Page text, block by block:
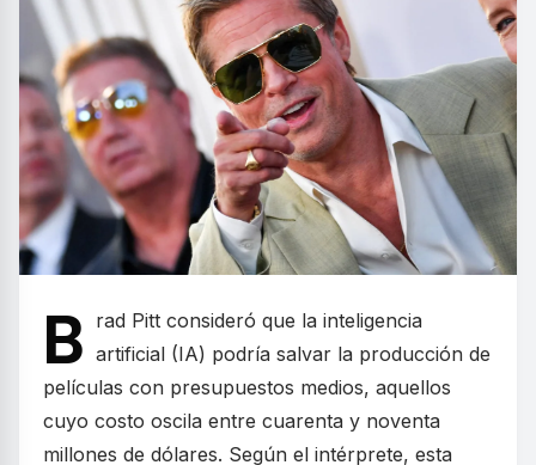
B rad Pitt consideró que la inteligencia
artificial (IA) podría salvar la producción de
películas con presupuestos medios, aquellos
cuyo costo oscila entre cuarenta y noventa
millones de dólares. Según el intérprete, esta